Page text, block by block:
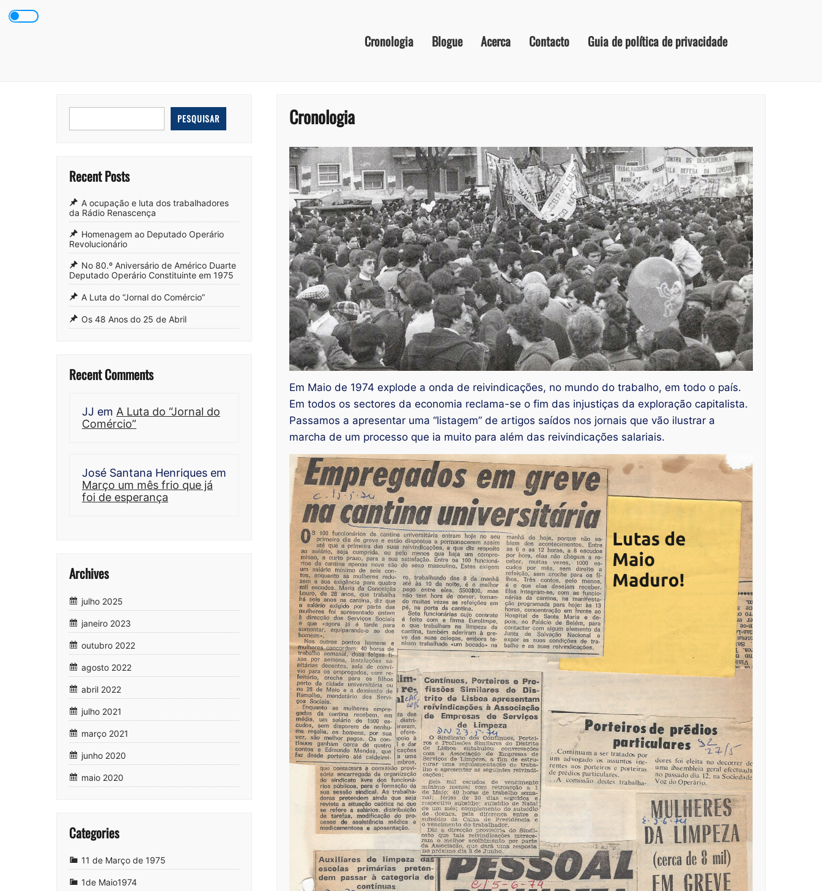
content
Cronologia Blogue Acerca Contacto Guia de política de privacidade
Cronologia
Em Maio de 1974 explode a onda de reivindicações, no mundo do trabalho, em todo o país.
Em todos os sectores da economia reclama-se o fim das injustiças da exploração capitalista.
Passamos a apresentar uma “listagem” de artigos saídos nos jornais que vão ilustrar a
marcha de um processo que ia muito para além das reivindicações salariais.
PESQUISAR
Recent Posts
A ocupação e luta dos trabalhadores
da Rádio Renascença
Homenagem ao Deputado Operário
Revolucionário
No 80.º Aniversário de Américo Duarte
Deputado Operário Constituinte em 1975
A Luta do “Jornal do Comércio”
Os 48 Anos do 25 de Abril
Recent Comments
JJ em A Luta do “Jornal do
Comércio”
José Santana Henriques em
Março um mês frio que já
foi de esperança
Archives
julho 2025
janeiro 2023
outubro 2022
agosto 2022
abril 2022
julho 2021
março 2021
junho 2020
maio 2020
Categories
11 de Março de 1975
1de Maio1974